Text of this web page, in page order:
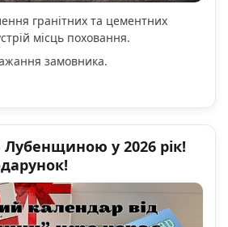
гранітних та цементних
місць поховання.
замовника.
у 2026 рік!